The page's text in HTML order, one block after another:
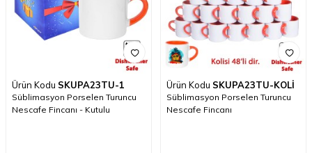
Ürün Kodu SKUPA23TU-1
Süblimasyon Porselen Turuncu
Nescafe Fincanı - Kutulu
Ürün Kodu SKUPA23TU-KOLİ
Süblimasyon Porselen Turuncu
Nescafe Fincanı